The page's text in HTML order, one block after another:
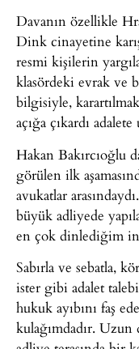
Davanın özellikle
Dink cinayetine
resmi kişilerin
klasördeki evrak ve
bilgisiyle,
açığa çıkardı
Hakan Bakırcıoğlu
görülen ilk
avukatlar
büyük adliyede
en çok dinlediğim
Sabırla ve sebatla,
ister gibi adalet
hukuk ayıbını faş
kulağımdadır.